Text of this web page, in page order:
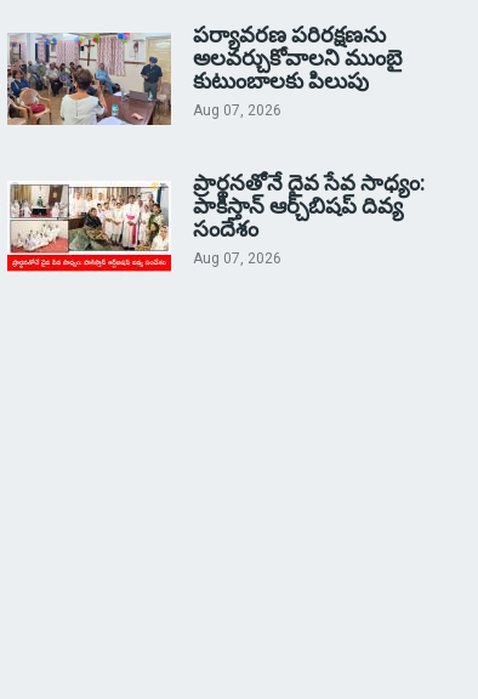
పర్యావరణ పరిరక్షణను
అలవర్చుకోవాలని ముంబై
కుటుంబాలకు పిలుపు
Aug 07, 2026
ప్రార్థనతోనే దైవ సేవ సాధ్యం:
పాకిస్తాన్‌ ఆర్చ్‌బిషప్ దివ్య
సందేశం
Aug 07, 2026